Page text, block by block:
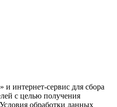
и интернет-сервис для сбора
с целью получения
обработки данных